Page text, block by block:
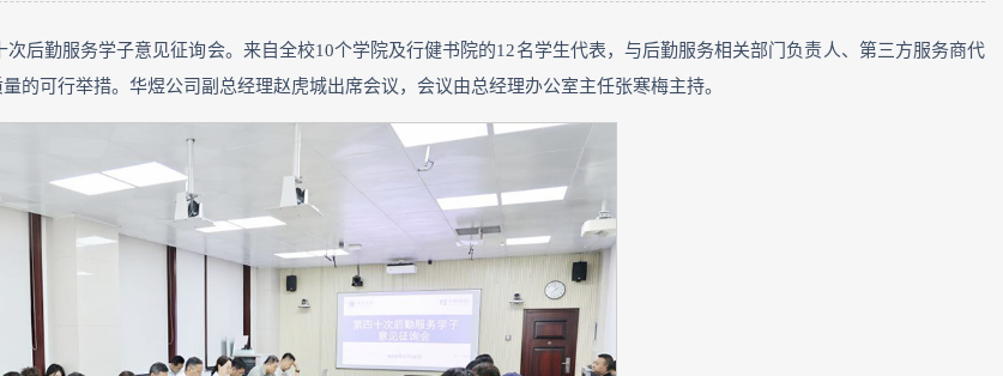
后勤服务学子意见征询会。来自全校10个学院及行健书院的12名学生代表，与后勤服务相关部门负责人、第三方服务商代
可行举措。华煜公司副总经理赵虎城出席会议，会议由总经理办公室主任张寒梅主持。